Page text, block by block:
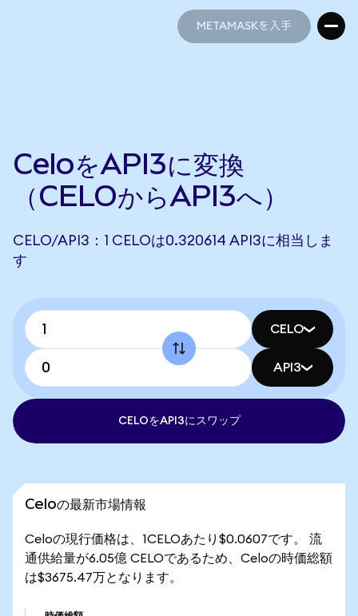
METAMASKを入手
CeloをAPI3に変換
（CELOからAPI3へ）
CELO/API3：1 CELOは0.320614 API3に相当しま
す
CELO
API3
CELOをAPI3にスワップ
Celoの最新市場情報
Celoの現行価格は、1CELOあたり$0.0607です。 流
通供給量が6.05億 CELOであるため、Celoの時価総額
は$3675.47万となります。